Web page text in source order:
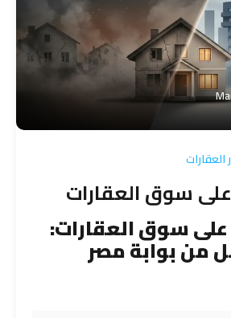
العقارات
على سوق العقارات
على سوقالعقارات:
منبوابة مصر